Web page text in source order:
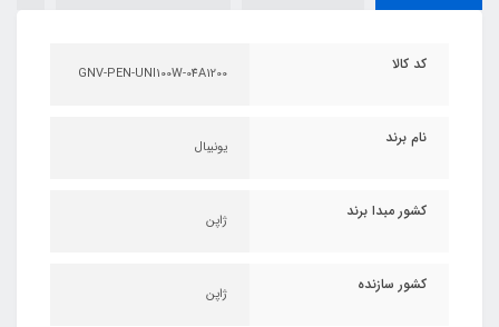
کد کالا GNV-PEN-UNI100W-04A1200
نام برند یونیبال
کشور مبدا برند ژاپن
کشور سازنده ژاپن